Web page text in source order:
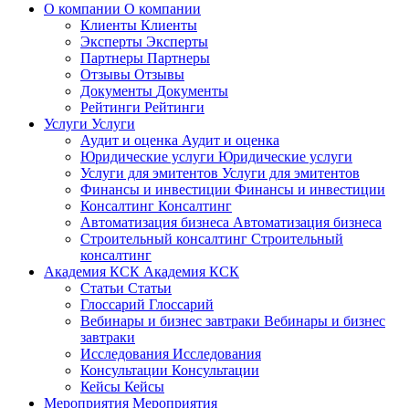
О компании О компании
Клиенты Клиенты
Эксперты Эксперты
Партнеры Партнеры
Отзывы Отзывы
Документы Документы
Рейтинги Рейтинги
Услуги Услуги
Аудит и оценка Аудит и оценка
Юридические услуги Юридические услуги
Услуги для эмитентов Услуги для эмитентов
Финансы и инвестиции Финансы и инвестиции
Консалтинг Консалтинг
Автоматизация бизнеса Автоматизация бизнеса
Строительный консалтинг Строительный
консалтинг
Академия КСК Академия КСК
Статьи Статьи
Глоссарий Глоссарий
Вебинары и бизнес завтраки Вебинары и бизнес
завтраки
Исследования Исследования
Консультации Консультации
Кейсы Кейсы
Мероприятия Мероприятия